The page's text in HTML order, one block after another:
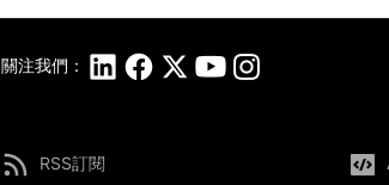
關注我們：
RSS訂閱